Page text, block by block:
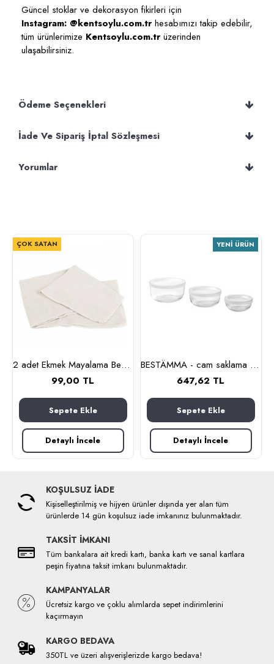
Güncel stoklar ve dekorasyon fikirleri için
Instagram: @kentsoylu.com.trhesabımızı takip edebilir,
tüm ürünlerimize Kentsoylu.com.trüzerinden
ulaşabilirsiniz.
Ödeme Seçenekleri
İade Ve Sipariş İptal Sözleşmesi
Yorumlar
ÇOK SATAN
2 adet Ekmek Mayalama Bezi 50x70 cm, %100 Pamuk Amerikan Pasa Bezi
99,00 TL
Sepete Ekle
Detaylı İncele
YENI ÜRÜN
BESTÄMMA - cam saklama kabı seti (cam)
647,62 TL
Sepete Ekle
Detaylı İncele
KOŞULSUZ İADE
Kişiselleştirilmiş ve hijyen ürünler dışında yer alan tüm
ürünlerde 14 gün koşulsuz iade imkanınız bulunmaktadır.
TAKSİT İMKANI
Tüm bankalara ait kredi kartı, banka kartı ve sanal kartlara
peşin fiyatına taksit imkanı bulunmaktadır.
KAMPANYALAR
Ücretsiz kargo ve çoklu alımlarda sepet indirimlerini
kaçırmayın
KARGO BEDAVA
350TL ve üzeri alışverişlerizde kargo bedava!